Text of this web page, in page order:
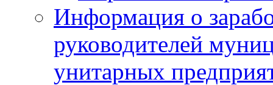
Информация о
руководителей
унитарных